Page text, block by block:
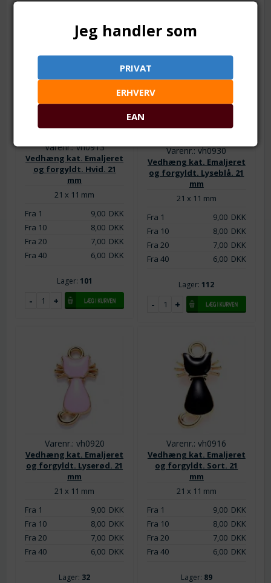
Varenr.: vh0913
Vedhæng kat. Emaljeret
og forgyldt. Hvid. 21
mm
21 x 11 mm
Fra 1
9,00DKK
Fra 10
8,00DKK
Fra 20
7,00DKK
Fra 40
6,00DKK
Lager: 101
Varenr.: vh0930
Vedhæng kat. Emaljeret
og forgyldt. Lyseblå. 21
mm
21 x 11 mm
Fra 1
9,00DKK
Fra 10
8,00DKK
Fra 20
7,00DKK
Fra 40
6,00DKK
Lager: 112
Varenr.: vh0920
Vedhæng kat. Emaljeret
og forgyldt. Lyserød. 21
mm
21 x 11 mm
Fra 1
9,00DKK
Fra 10
8,00DKK
Fra 20
7,00DKK
Fra 40
6,00DKK
Lager: 32
Varenr.: vh0916
Vedhæng kat. Emaljeret
og forgyldt. Sort. 21
mm
21 x 11 mm
Fra 1
9,00DKK
Fra 10
8,00DKK
Fra 20
7,00DKK
Fra 40
6,00DKK
Lager: 89
Jeg handler som
PRIVAT
ERHVERV
EAN